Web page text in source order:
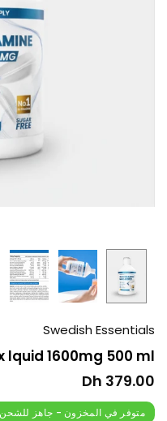
Swedish Essentials
lquid 1600mg 500 ml
السعر
العادي
379.00 Dh
متوفر في المخزون - جاهز للشحن